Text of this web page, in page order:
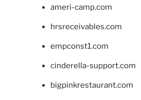
ameri-camp.com
hrsreceivables.com
empconst1.com
cinderella-support.com
bigpinkrestaurant.com